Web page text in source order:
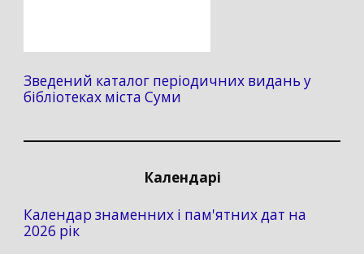
Зведений каталог періодичних видань у
бібліотеках міста Суми
Календарі
Календар знаменних і пам'ятних дат на
2026 рік